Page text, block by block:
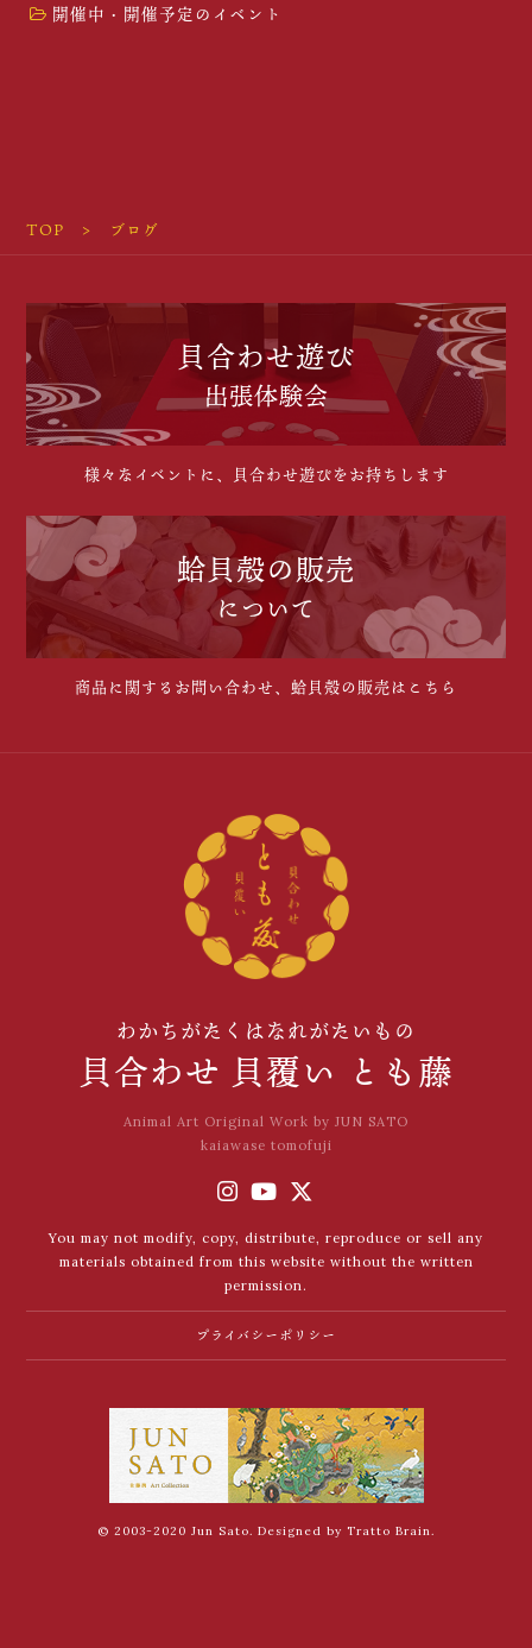
開催中・開催予定のイベント
TOP ブログ
貝合わせ遊び
出張体験会
様々なイベントに、貝合わせ遊びをお持ちします
蛤貝殻の販売
について
商品に関するお問い合わせ、蛤貝殻の販売はこちら
わかちがたくはなれがたいもの
貝合わせ 貝覆い とも藤
Animal Art Original Work by JUN SATO
kaiawase tomofuji
You may not modify, copy, distribute, reproduce or sell any
materials obtained from this website without the written
permission.
プライバシーポリシー
© 2003-2020 Jun Sato. Designed by Tratto Brain.